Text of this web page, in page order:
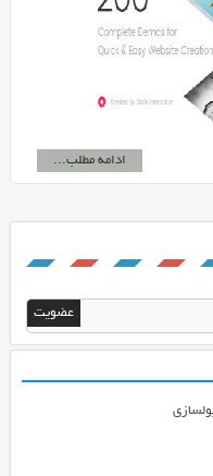
ادامه مطلب...